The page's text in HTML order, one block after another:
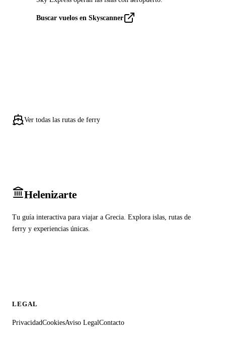
Buscar vuelos en Skyscanner
Ver todas las rutas de ferry
Helenizarte
Tu guía interactiva para viajar a Grecia. Explora islas, rutas de
ferry y experiencias únicas.
LEGAL
PrivacidadCookiesAviso LegalContacto